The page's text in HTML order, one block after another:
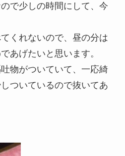
で少しの時間にして、今
くれないので、昼の分は
あげたいと思います。
物がついていて、一応綺
ついているので抜いてあ